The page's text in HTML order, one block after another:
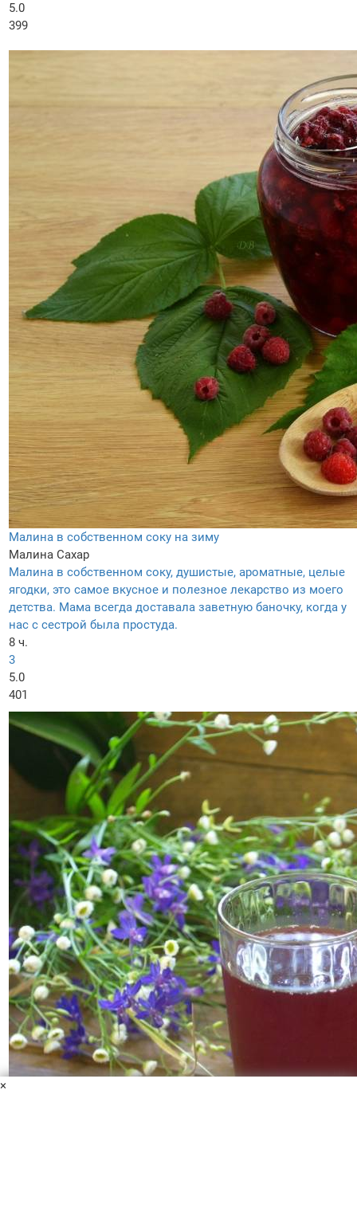
5.0
399
Малина в собственном соку на зиму
Малина Сахар
Малина в собственном соку, душистые, ароматные, целые
ягодки, это самое вкусное и полезное лекарство из моего
детства. Мама всегда доставала заветную баночку, когда у
нас с сестрой была простуда.
8 ч.
3
5.0
401
×